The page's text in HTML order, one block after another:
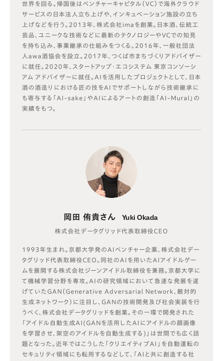
世界を回る。帰国後はベンチャーキャピタル（VC）で海外クラウド
サービスの日本法人立ち上げや、インキュベーション施設の立ち
上げなどを行う。2013年、株式会社imaを創業。日本酒、伝統工
芸品、ユニークな技術などに最新のテクノロジーやVCでの知見
を持ち込み、事業継承の仕組みをつくる。2016年、一般社団法
人awa酒協会を設立。2017年、つくば市まちづくりアドバイザー
に就任。2020年、スタートアップ・エコシステム 東京コンソーシ
アム アドバイザーに就任。AIを活用したプロジェクトとして、日本
酒の酒造りにおける匠の技をAIでサポートしながら技術継承に
も寄与する「AI-sake」やAIによるアートの創造「AI-Mural」の
実績をもつ。
岡田 侑貴さん Yuki Okada
株式会社データグリッド代表取締役CEO
1993年生まれ。京都大学発のAIベンチャー企業、株式会社デー
タグリッド代表取締役CEO。同社のAIを用いたAIアイドルゲー
ムを展開する株式会社ジーンアイドル取締役を兼務。京都大学に
て機械学習分野を専攻。AIの研究領域において急速な発展を遂
げていたGAN（Generative Adversarial Network、敵対的
生成ネットワーク）に注目し、GANの技術開発及び社会実装を行
うべく、株式会社データグリッドを創業。その一環で開発された
「アイドル自動生成AI(GANを活用したAIにアイドルの顔画像
を学習させ、架空のアイドルを自動生成する)」は世間でも広く話
題となった。近年ではこうした「クリエイティブAI」を自動運転の
セキュリティ領域にも転用するなどして、「AIと共に創造する社